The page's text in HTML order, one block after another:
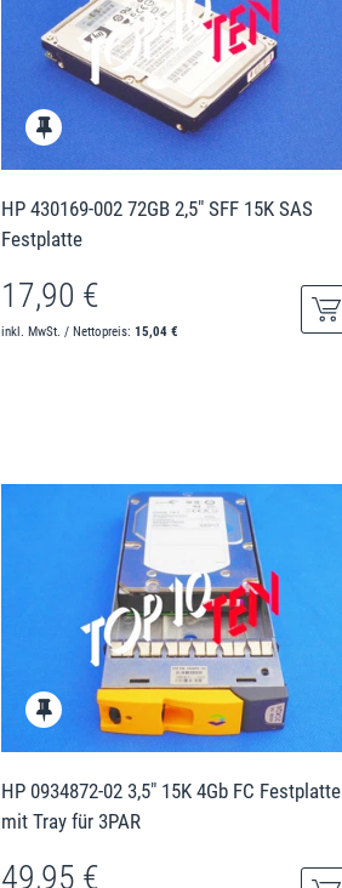
HP 430169-002 72GB 2,5" SFF 15K SAS
Festplatte
17,90 €
inkl. MwSt. / Nettopreis:15,04 €
HP 0934872-02 3,5" 15K 4Gb FC Festplatte
mit Tray für 3PAR
49,95 €